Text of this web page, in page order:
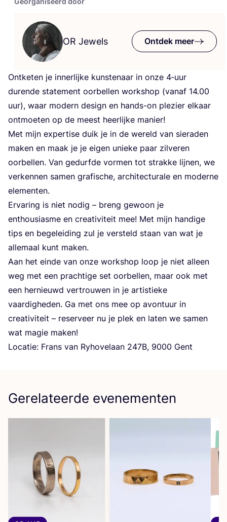
OR Jewels Ontdek meer
Ont­ke­ten je inner­lij­ke kun­ste­naar in onze 4‑uur
duren­de sta­te­ment oor­bel­len work­shop (van­af 14.00
uur), waar modern design en hands-on ple­zier elkaar
ont­moe­ten op de meest heer­lij­ke manier!
Met mijn exper­ti­se duik je in de wereld van sie­ra­den
maken en maak je je eigen unie­ke paar zil­ve­ren
oor­bel­len. Van gedurf­de vor­men tot strak­ke lij­nen, we
ver­ken­nen samen gra­fi­sche, archi­tec­tu­ra­le en moder­ne
elementen.
Erva­ring is niet nodig – breng gewoon je
enthou­si­as­me en cre­a­ti­vi­teit mee! Met mijn han­di­ge
tips en bege­lei­ding zul je ver­steld staan van wat je
alle­maal kunt maken.
Aan het ein­de van onze work­shop loop je niet alleen
weg met een prach­ti­ge set oor­bel­len, maar ook met
een her­nieuwd ver­trou­wen in je artis­tie­ke
vaar­dig­he­den. Ga met ons mee op avon­tuur in
cre­a­ti­vi­teit – reser­veer nu je plek en laten we samen
wat magie maken!
Loca­tie: Frans van Ryho­vel­aan 247B, 9000 Gent
Gerelateerde evenementen